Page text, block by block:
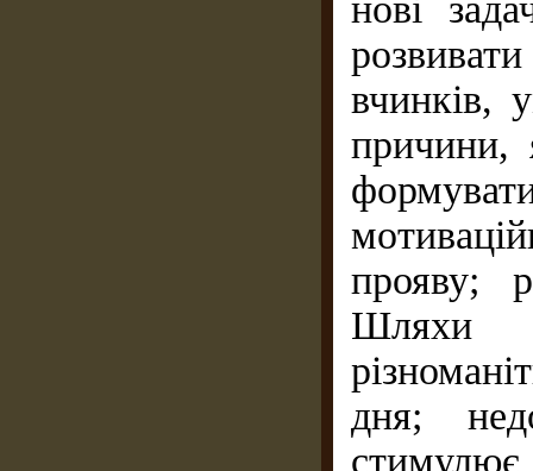
нові
вчинків,
причини,
прояву;
Шляхи
дня;